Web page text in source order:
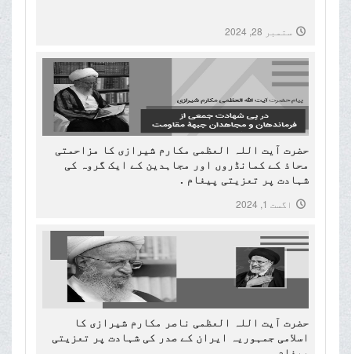
ستمبر 28, 2024
حضرت آیت اللہ العظمی مکارم شیرازی کا مزاحمتی
محاذ کے کمانڈروں اور مجاہدین کے ایک گروہ کی
شہادت پر تعزیتی پیغام .
اگست 1, 2024
حضرت آیت اللہ العظمی ناصر مکارم شیرازی کا
اسلامی جمہوریہ ایران کے صدر کی شہادت پر تعزیتی